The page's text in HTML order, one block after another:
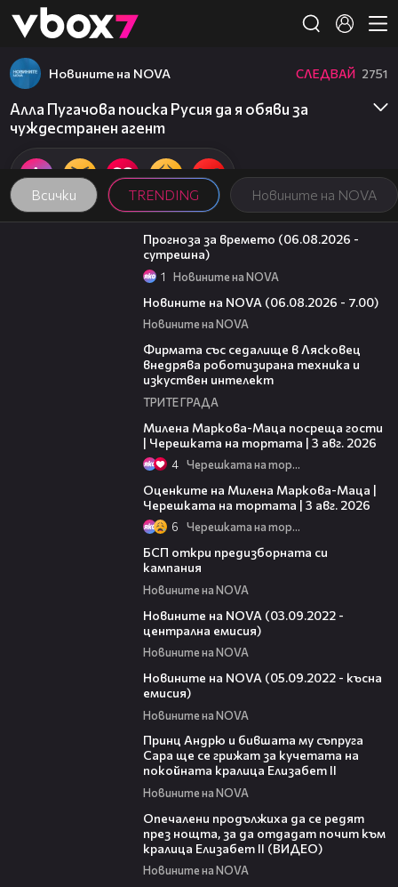
👾
Всички TRENDING Новините на NOVA
Новините на NOVA СЛЕДВАЙ 2751
Алла Пугачова поиска Русия да я обяви за
чуждестранен агент
01:47
Прогноза за времето (06.08.2026 -
сутрешна)
1 Новините на NOVA
Новините на NOVA (06.08.2026 - 7.00)
Новините на NOVA
Фирмата със седалище в Лясковец
внедрява роботизирана техника и
изкуствен интелект
ТРИТЕ ГРАДА
Милена Маркова-Маца посреща гости
| Черешката на тортата | 3 авг. 2026
4 Черешката на тортата
Оценките на Милена Маркова-Маца |
Черешката на тортата | 3 авг. 2026
6 Черешката на тортата
БСП откри предизборната си
кампания
Новините на NOVA
Новините на NOVA (03.09.2022 -
централна емисия)
Новините на NOVA
Новините на NOVA (05.09.2022 - късна
емисия)
Новините на NOVA
Принц Андрю и бившата му съпруга
Сара ще се грижат за кучетата на
покойната кралица Елизабет II
Новините на NOVA
Опечалени продължиха да се редят
през нощта, за да отдадат почит към
кралица Елизабет II (ВИДЕО)
Новините на NOVA